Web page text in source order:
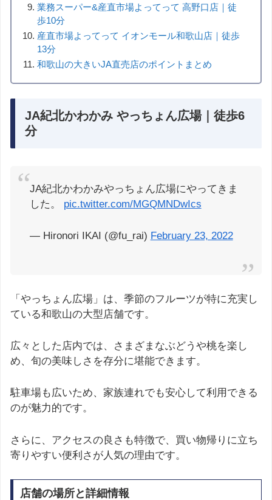
業務スーパー&産直市場よってって 高野口店｜徒
歩10分
産直市場よってって イオンモール和歌山店｜徒歩
13分
和歌山の大きいJA直売店のポイントまとめ
JA紀北かわかみ やっちょん広場｜徒歩6
分
JA紀北かわかみやっちょん広場にやってきま
した。 pic.twitter.com/MGQMNDwIcs
— Hironori IKAI (@fu_rai) February 23, 2022
「やっちょん広場」は、季節のフルーツが特に充実し
ている和歌山の大型店舗です。
広々とした店内では、さまざまなぶどうや桃を楽し
め、旬の美味しさを存分に堪能できます。
駐車場も広いため、家族連れでも安心して利用できる
のが魅力的です。
さらに、アクセスの良さも特徴で、買い物帰りに立ち
寄りやすい便利さが人気の理由です。
店舗の場所と詳細情報